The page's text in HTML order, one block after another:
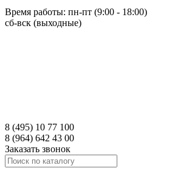
Время работы: пн-пт (9:00 - 18:00)
сб-вск (выходные)
8 (495) 10 77 100
8 (964) 642 43 00
Заказать звонок